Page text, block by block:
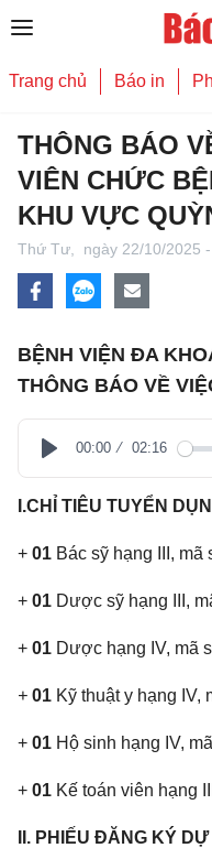
Trang chủ Báo in
THÔNG BÁO
VIÊN CHỨC
KHU VỰC
Thứ Tư, ngày 22/10/2025
BỆNH VIỆN ĐA
THÔNG BÁO VỀ
Play
00:00 02:16
I.CHỈ TIÊU TUYỂN
+ 01 Bác sỹ hạng III, mã
+ 01 Dược sỹ hạng III,
+ 01 Dược hạng IV, mã
+ 01 Kỹ thuật y hạng IV,
+ 01 Hộ sinh hạng IV,
+ 01 Kế toán viên hạng
II. PHIẾU ĐĂNG KÝ